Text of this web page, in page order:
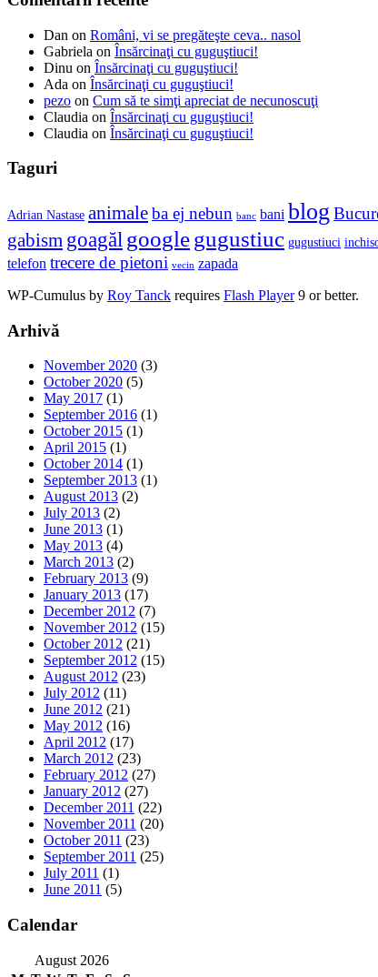
Dan on Români, vi se pregăteşte ceva.. nasol
Gabriela on Însărcinaţi cu guguştiuci!
Dinu on Însărcinaţi cu guguştiuci!
Ada on Însărcinaţi cu guguştiuci!
pezo on Cum să te simţi apreciat de necunoscuţi
Claudia on Însărcinaţi cu guguştiuci!
Claudia on Însărcinaţi cu guguştiuci!
Taguri
Adrian Nastase animaleba ej nebun banc bani blog
gabism goagăl googlegugustiuc gugustiuci
telefon trecere de pietoni vecin zapada
WP-Cumulus by Roy Tanck requires Flash Player9 or better.
Arhivă
November 2020 (3)
October 2020 (5)
May 2017 (1)
September 2016 (1)
October 2015 (1)
April 2015 (1)
October 2014 (1)
September 2013 (1)
August 2013 (2)
July 2013 (2)
June 2013 (1)
May 2013 (4)
March 2013 (2)
February 2013 (9)
January 2013 (17)
December 2012 (7)
November 2012 (15)
October 2012 (21)
September 2012 (15)
August 2012 (23)
July 2012 (11)
June 2012 (21)
May 2012 (16)
April 2012 (17)
March 2012 (23)
February 2012 (27)
January 2012 (27)
December 2011 (22)
November 2011 (20)
October 2011 (23)
September 2011 (25)
July 2011 (1)
June 2011 (5)
Calendar
August 2026